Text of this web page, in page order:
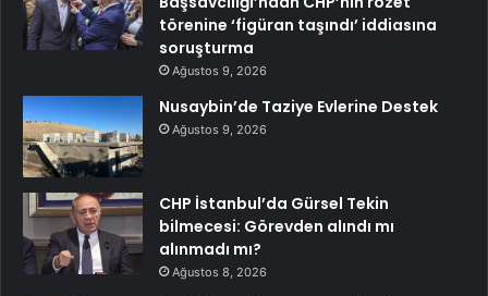
törenine ‘figüran taşındı’ iddiasına
soruşturma
Ağustos 9, 2026
Nusaybin’de Taziye Evlerine Destek
Ağustos 9, 2026
CHP İstanbul’da Gürsel Tekin
bilmecesi: Görevden alındı mı
alınmadı mı?
Ağustos 8, 2026